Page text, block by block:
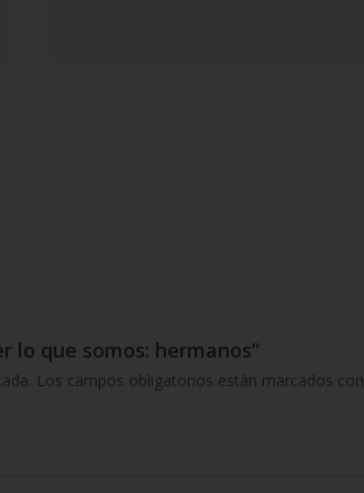
lo que somos: hermanos”
Los campos obligatorios están marcados con